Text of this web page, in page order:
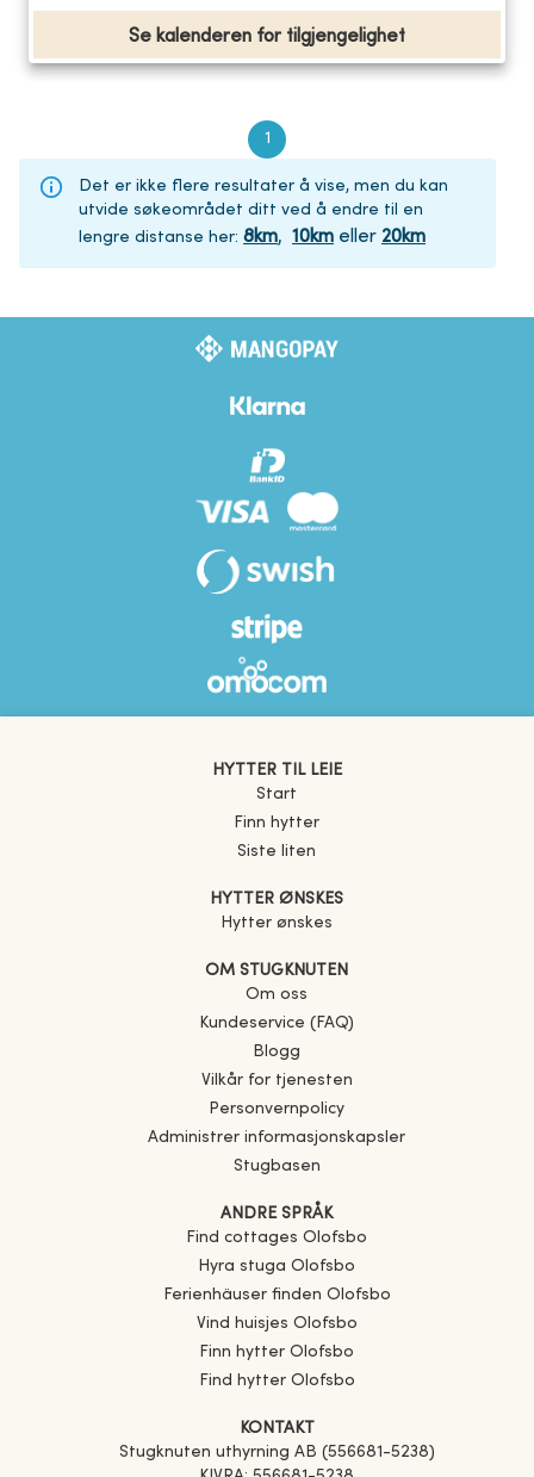
Se kalenderen for tilgjengelighet
1
Det er ikke flere resultater å vise, men du kan
utvide søkeområdet ditt ved å endre til en
lengre distanse her: 8km, 10km eller 20km
HYTTER TIL LEIE
Start
Finn hytter
Siste liten
HYTTER ØNSKES
Hytter ønskes
OM STUGKNUTEN
Om oss
Kundeservice (FAQ)
Blogg
Vilkår for tjenesten
Personvernpolicy
Administrer informasjonskapsler
Stugbasen
ANDRE SPRÅK
Find cottages Olofsbo
Hyra stuga Olofsbo
Ferienhäuser finden Olofsbo
Vind huisjes Olofsbo
Finn hytter Olofsbo
Find hytter Olofsbo
KONTAKT
Stugknuten uthyrning AB (556681-5238)